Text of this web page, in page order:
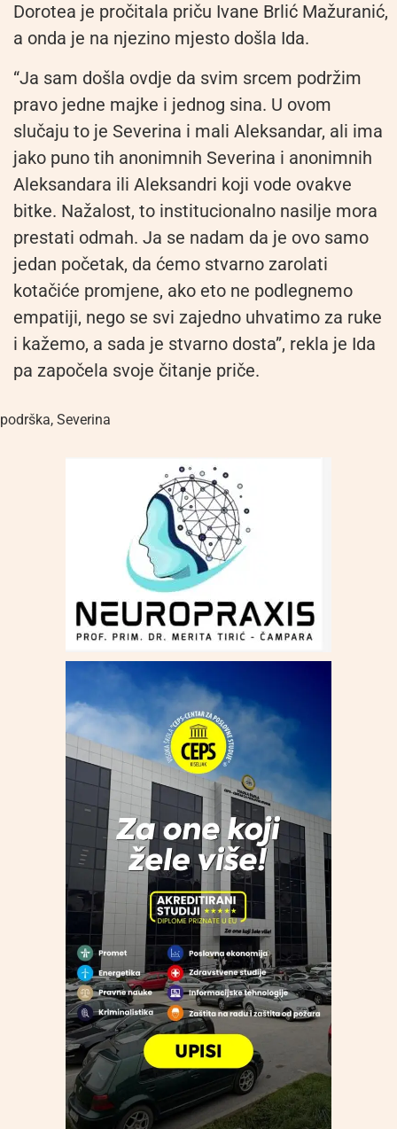
Dorotea je pročitala priču Ivane Brlić Mažuranić,
a onda je na njezino mjesto došla Ida.
“Ja sam došla ovdje da svim srcem podržim
pravo jedne majke i jednog sina. U ovom
slučaju to je Severina i mali Aleksandar, ali ima
jako puno tih anonimnih Severina i anonimnih
Aleksandara ili Aleksandri koji vode ovakve
bitke. Nažalost, to institucionalno nasilje mora
prestati odmah. Ja se nadam da je ovo samo
jedan početak, da ćemo stvarno zarolati
kotačiće promjene, ako eto ne podlegnemo
empatiji, nego se svi zajedno uhvatimo za ruke
i kažemo, a sada je stvarno dosta”, rekla je Ida
pa započela svoje čitanje priče.
podrška, Severina